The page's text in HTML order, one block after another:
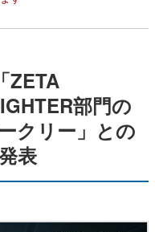
ZETA
部門の
クリー」との
表